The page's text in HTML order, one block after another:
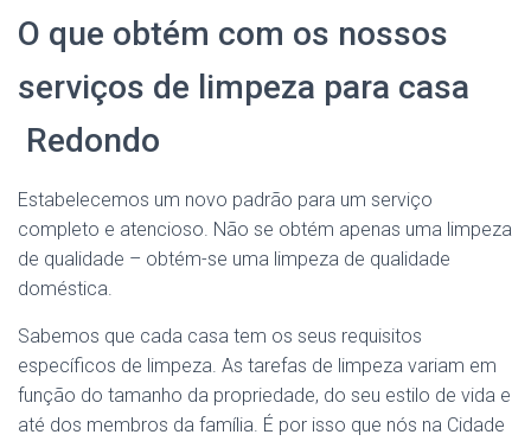
O que obtém com os nossos
serviços de limpeza para casa
Redondo
Estabelecemos um novo padrão para um serviço
completo e atencioso. Não se obtém apenas uma limpeza
de qualidade – obtém-se uma limpeza de qualidade
doméstica.
Sabemos que cada casa tem os seus requisitos
específicos de limpeza. As tarefas de limpeza variam em
função do tamanho da propriedade, do seu estilo de vida e
até dos membros da família. É por isso que nós na Cidade